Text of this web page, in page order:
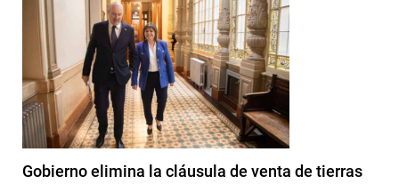
Gobierno elimina la cláusula de venta de tierras